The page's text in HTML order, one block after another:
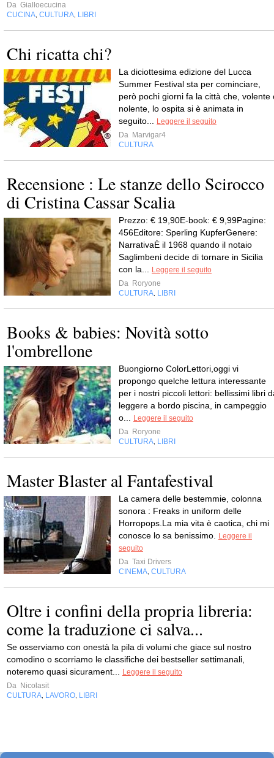
Da Gialloecucina
CUCINA CULTURA LIBRI
Chi ricatta chi?
La diciottesima edizione del Lucca
Summer Festival sta per cominciare,
però pochi giorni fa la città che, volente
nolente, lo ospita si è animata in
seguito...
Leggere il seguito
Da Marvigar4
CULTURA
Recensione : Le stanze dello Scirocco
di Cristina Cassar Scalia
Prezzo: € 19,90E-book: € 9,99Pagine:
456Editore: Sperling KupferGenere:
NarrativaÈ il 1968 quando il notaio
Saglimbeni decide di tornare in Sicilia
con la...
Leggere il seguito
Da Roryone
CULTURA LIBRI
Books & babies: Novità sotto
l'ombrellone
Buongiorno ColorLettori,oggi vi
propongo quelche lettura interessante
per i nostri piccoli lettori: bellissimi libri
leggere a bordo piscina, in campeggio
o...
Leggere il seguito
Da Roryone
CULTURA LIBRI
Master Blaster al Fantafestival
La camera delle bestemmie, colonna
sonora : Freaks in uniform delle
Horropops.La mia vita è caotica, chi mi
conosce lo sa benissimo.
Leggere il
seguito
Da Taxi Drivers
CINEMA CULTURA
Oltre i confini della propria libreria:
come la traduzione ci salva...
Se osserviamo con onestà la pila di volumi che giace sul nostro
comodino o scorriamo le classifiche dei bestseller settimanali,
noteremo quasi sicurament...
Leggere il seguito
Da Nicolasit
CULTURA LAVORO LIBRI